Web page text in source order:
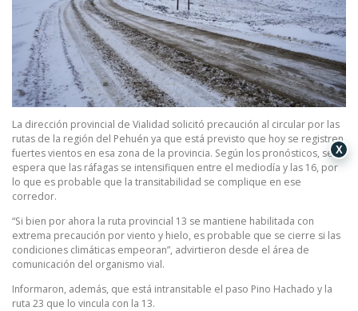
La dirección provincial de Vialidad solicitó precaución al circular por las
rutas de la región del Pehuén ya que está previsto que hoy se registren
fuertes vientos en esa zona de la provincia. Según los pronósticos, se
espera que las ráfagas se intensifiquen entre el mediodía y las 16, por
lo que es probable que la transitabilidad se complique en ese
corredor.
“Si bien por ahora la ruta provincial 13 se mantiene habilitada con
extrema precaución por viento y hielo, es probable que se cierre si las
condiciones climáticas empeoran”, advirtieron desde el área de
comunicación del organismo vial.
Informaron, además, que está intransitable el paso Pino Hachado y la
ruta 23 que lo vincula con la 13.
X